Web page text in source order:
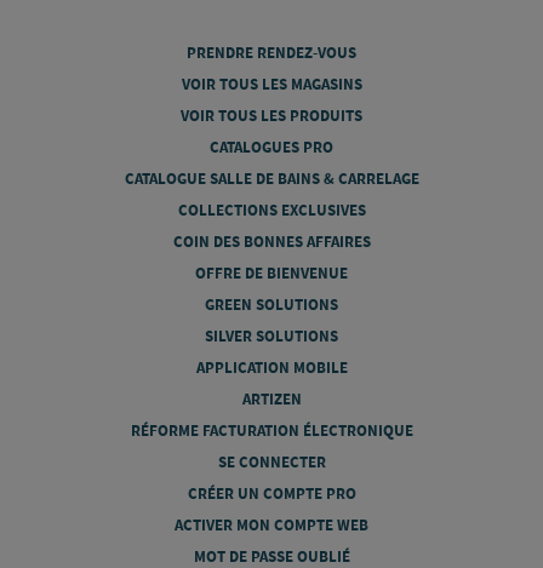
PRENDRE RENDEZ-VOUS
VOIR TOUS LES MAGASINS
VOIR TOUS LES PRODUITS
CATALOGUES PRO
CATALOGUE SALLE DE BAINS & CARRELAGE
COLLECTIONS EXCLUSIVES
COIN DES BONNES AFFAIRES
OFFRE DE BIENVENUE
GREEN SOLUTIONS
SILVER SOLUTIONS
APPLICATION MOBILE
ARTIZEN
RÉFORME FACTURATION ÉLECTRONIQUE
SE CONNECTER
CRÉER UN COMPTE PRO
ACTIVER MON COMPTE WEB
MOT DE PASSE OUBLIÉ